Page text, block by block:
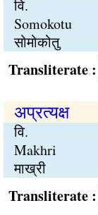
वि.
Somokotu
सोमोकोतु
:
अप्रत्यक्ष
वि.
Makhri
माख्री
: